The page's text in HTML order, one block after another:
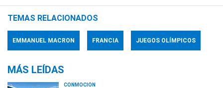
TEMAS RELACIONADOS
EMMANUEL MACRON FRANCIA JUEGOS OLÍMPICOS
MÁS LEÍDAS
CONMOCIÓN